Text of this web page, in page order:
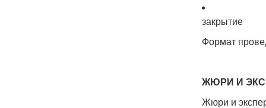
закрытие
Формат
ЖЮРИ И
Жюри и